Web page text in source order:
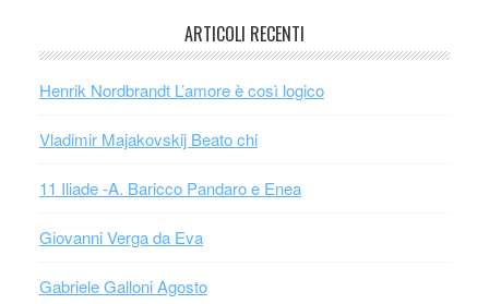
ARTICOLI RECENTI
Henrik Nordbrandt L’amore è così logico
Vladimir Majakovskij Beato chi
11 Iliade -A. Baricco Pandaro e Enea
Giovanni Verga da Eva
Gabriele Galloni Agosto